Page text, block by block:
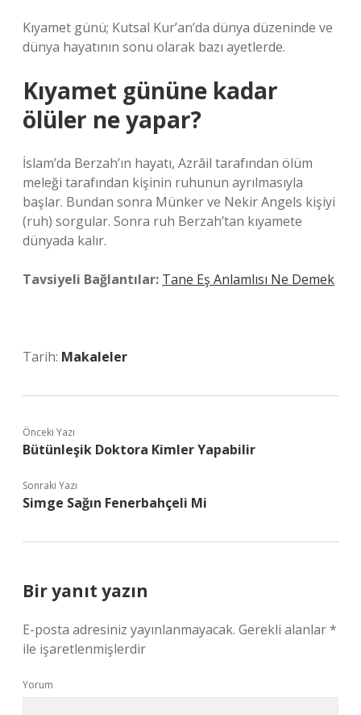
Kıyamet günü; Kutsal Kur’an’da dünya düzeninde ve
dünya hayatının sonu olarak bazı ayetlerde.
Kıyamet gününe kadar
ölüler ne yapar?
İslam’da Berzah’ın hayatı, Azrâil tarafından ölüm
meleği tarafından kişinin ruhunun ayrılmasıyla
başlar. Bundan sonra Münker ve Nekir Angels kişiyi
(ruh) sorgular. Sonra ruh Berzah’tan kıyamete
dünyada kalır.
Tavsiyeli Bağlantılar: Tane Eş Anlamlısı Ne Demek
Tarih: Makaleler
Önceki Yazı
Bütünleşik Doktora Kimler Yapabilir
Sonraki Yazı
Simge Sağın Fenerbahçeli Mi
Bir yanıt yazın
E-posta adresiniz yayınlanmayacak. Gerekli alanlar*
ile işaretlenmişlerdir
Yorum